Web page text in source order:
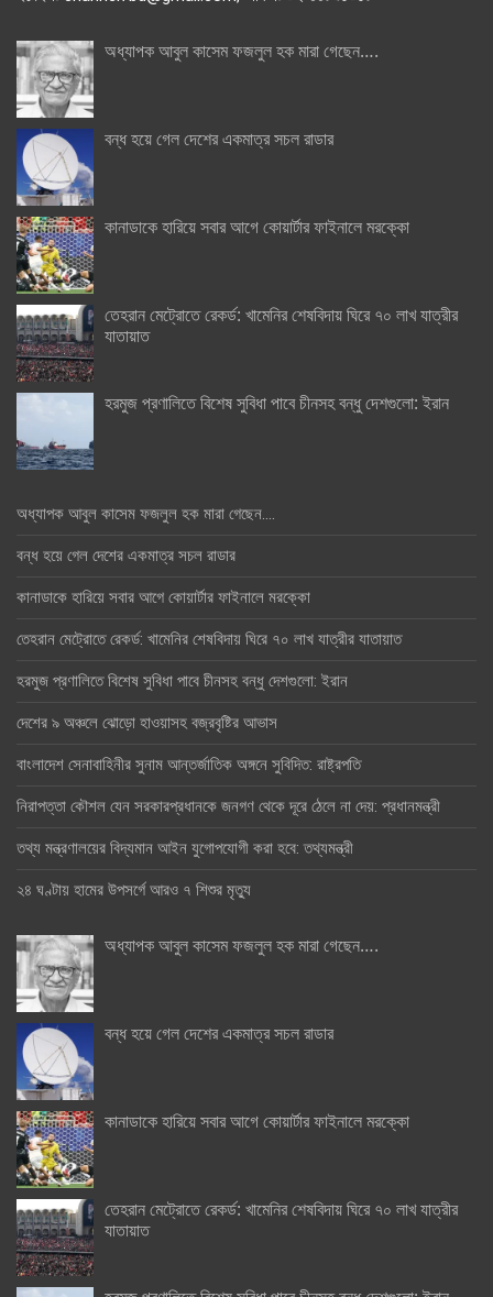
অধ্যাপক আবুল কাসেম ফজলুল হক মারা গেছেন….
বন্ধ হয়ে গেল দেশের একমাত্র সচল রাডার
কানাডাকে হারিয়ে সবার আগে কোয়ার্টার ফাইনালে মরক্কো
তেহরান মেট্রোতে রেকর্ড: খামেনির শেষবিদায় ঘিরে ৭০ লাখ যাত্রীর
যাতায়াত
হরমুজ প্রণালিতে বিশেষ সুবিধা পাবে চীনসহ বন্ধু দেশগুলো: ইরান
অধ্যাপক আবুল কাসেম ফজলুল হক মারা গেছেন….
বন্ধ হয়ে গেল দেশের একমাত্র সচল রাডার
কানাডাকে হারিয়ে সবার আগে কোয়ার্টার ফাইনালে মরক্কো
তেহরান মেট্রোতে রেকর্ড: খামেনির শেষবিদায় ঘিরে ৭০ লাখ যাত্রীর যাতায়াত
হরমুজ প্রণালিতে বিশেষ সুবিধা পাবে চীনসহ বন্ধু দেশগুলো: ইরান
দেশের ৯ অঞ্চলে ঝোড়ো হাওয়াসহ বজ্রবৃষ্টির আভাস
বাংলাদেশ সেনাবাহিনীর সুনাম আন্তর্জাতিক অঙ্গনে সুবিদিত: রাষ্ট্রপতি
নিরাপত্তা কৌশল যেন সরকারপ্রধানকে জনগণ থেকে দূরে ঠেলে না দেয়: প্রধানমন্ত্রী
তথ্য মন্ত্রণালয়ের বিদ্যমান আইন যুগোপযোগী করা হবে: তথ্যমন্ত্রী
২৪ ঘণ্টায় হামের উপসর্গে আরও ৭ শিশুর মৃত্যু
অধ্যাপক আবুল কাসেম ফজলুল হক মারা গেছেন….
বন্ধ হয়ে গেল দেশের একমাত্র সচল রাডার
কানাডাকে হারিয়ে সবার আগে কোয়ার্টার ফাইনালে মরক্কো
তেহরান মেট্রোতে রেকর্ড: খামেনির শেষবিদায় ঘিরে ৭০ লাখ যাত্রীর
যাতায়াত